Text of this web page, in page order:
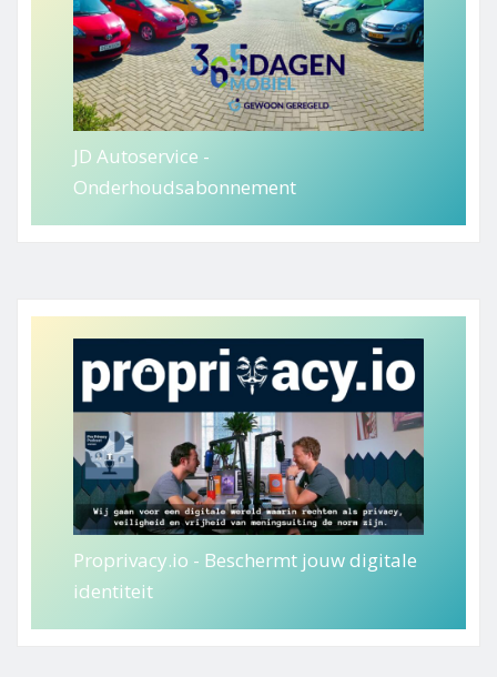
JD Autoservice -
Onderhoudsabonnement
Proprivacy.io - Beschermt jouw digitale
identiteit